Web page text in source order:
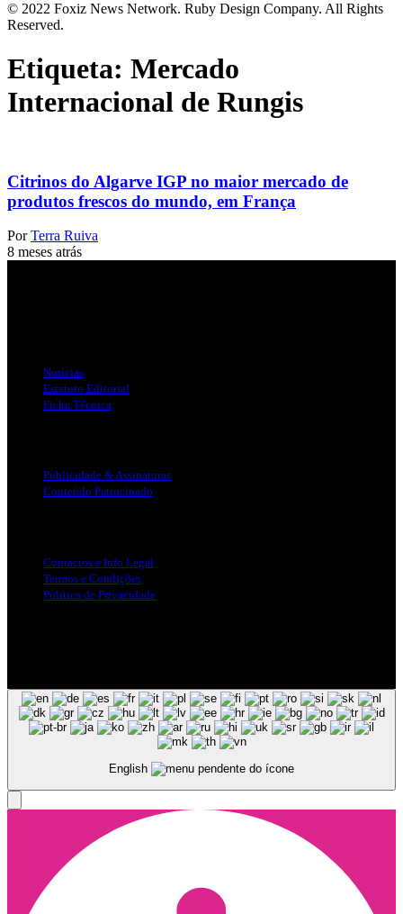
© 2022 Foxiz News Network. Ruby Design Company. All Rights
Reserved.
Etiqueta: Mercado
Internacional de Rungis
Citrinos do Algarve IGP no maior mercado de
produtos frescos do mundo, em França
Por Terra Ruiva
8 meses atrás
Notícias
Estatuto Editorial
Ficha Técnica
Publicidade & Assinaturas
Conteúdo Patrocinado
Contactos e Info Legal
Termos e Condições
Politica de Privacidade
English